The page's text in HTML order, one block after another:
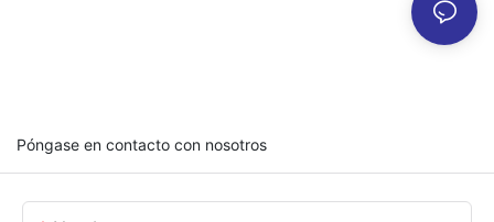
Póngase en contacto con nosotros